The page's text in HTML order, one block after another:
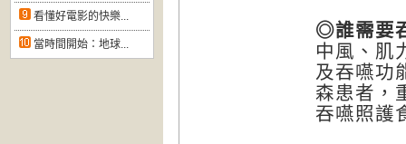
看懂好電影的快樂...
當時間開始：地球...
◎誰需要
中風、肌
及吞嚥功
森患者，
吞嚥照護